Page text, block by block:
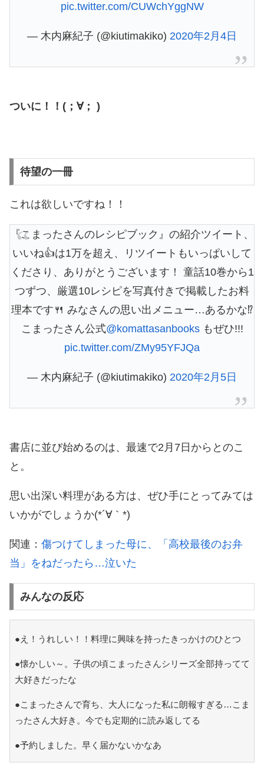
pic.twitter.com/CUWchYggNW
— 木内麻紀子 (@kiutimakiko) 2020年2月4日
ついに！！(；∀； )
待望の一冊
これは欲しいですね！！
『こまったさんのレシピブック』の紹介ツイート、
いいね👍は1万を超え、リツイートもいっぱいして
くださり、ありがとうございます！ 童話10巻から1
つずつ、厳選10レシピを写真付きで掲載したお料
理本です🍴 みなさんの思い出メニュー…あるかな⁉︎
こまったさん公式@komattasanbooksもぜひ!!!
pic.twitter.com/ZMy95YFJQa
— 木内麻紀子 (@kiutimakiko) 2020年2月5日
書店に並び始めるのは、最速で2月7日からとのこ
と。
思い出深い料理がある方は、ぜひ手にとってみては
いかがでしょうか(*´∀｀*)
関連： 傷つけてしまった母に、「高校最後のお弁
当」をねだったら…泣いた
みんなの反応
●え！うれしい！！料理に興味を持ったきっかけのひとつ
●懐かしい～。子供の頃こまったさんシリーズ全部持ってて
大好きだったな
●こまったさんで育ち、大人になった私に朗報すぎる…こま
ったさん大好き。今でも定期的に読み返してる
●予約しました。早く届かないかなあ